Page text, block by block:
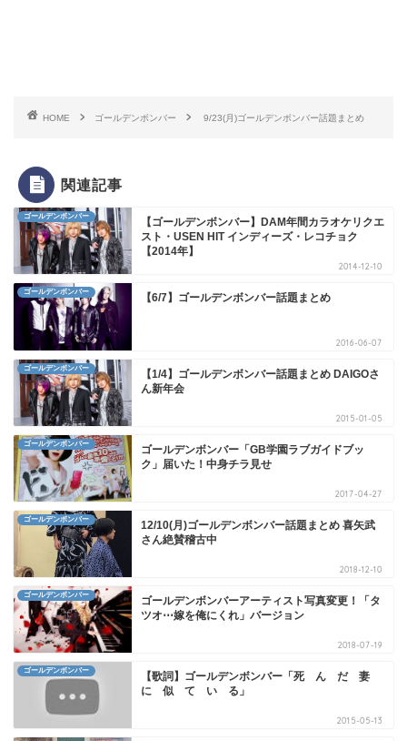
HOME ゴールデンボンバー 9/23(月)ゴールデンボンバー話題まとめ
関連記事
ゴールデンボンバー
【ゴールデンボンバー】DAM年間カラオケリクエ
スト・USEN HIT インディーズ・レコチョク
【2014年】
2014-12-10
ゴールデンボンバー 【6/7】ゴールデンボンバー話題まとめ
2016-06-07
ゴールデンボンバー
【1/4】ゴールデンボンバー話題まとめ DAIGOさ
ん新年会
2015-01-05
ゴールデンボンバー
ゴールデンボンバー「GB学園ラブガイドブッ
ク」届いた！中身チラ見せ
2017-04-27
ゴールデンボンバー
12/10(月)ゴールデンボンバー話題まとめ 喜矢武
さん絶賛稽古中
2018-12-10
ゴールデンボンバー
ゴールデンボンバーアーティスト写真変更！「タ
ツオ⋯嫁を俺にくれ」バージョン
2018-07-19
ゴールデンボンバー
【歌詞】ゴールデンボンバー「死 ん だ 妻
に 似 て い る」
2015-05-13